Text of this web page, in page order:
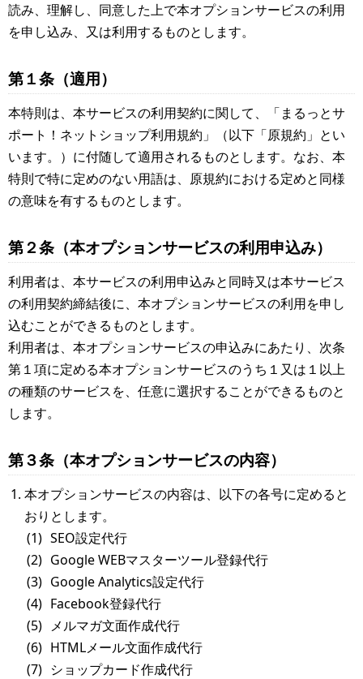
読み、理解し、同意した上で本オプションサービスの利用
を申し込み、又は利用するものとします。
第１条（適用）
本特則は、本サービスの利用契約に関して、「まるっとサ
ポート！ネットショップ利用規約」（以下「原規約」とい
います。）に付随して適用されるものとします。なお、本
特則で特に定めのない用語は、原規約における定めと同様
の意味を有するものとします。
第２条（本オプションサービスの利用申込み）
利用者は、本サービスの利用申込みと同時又は本サービス
の利用契約締結後に、本オプションサービスの利用を申し
込むことができるものとします。
利用者は、本オプションサービスの申込みにあたり、次条
第１項に定める本オプションサービスのうち１又は１以上
の種類のサービスを、任意に選択することができるものと
します。
第３条（本オプションサービスの内容）
本オプションサービスの内容は、以下の各号に定めると
おりとします。
SEO設定代行
Google WEBマスターツール登録代行
Google Analytics設定代行
Facebook登録代行
メルマガ文面作成代行
HTMLメール文面作成代行
ショップカード作成代行